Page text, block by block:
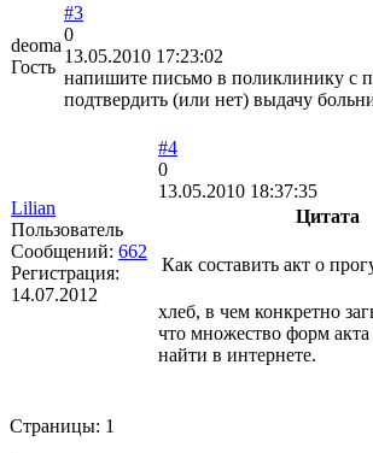
deoma
Гость
#3
0
13.05.2010 17:23:02
напишите письмо в поликлинику с
подтвердить (или нет) выдачу
Lilian
Пользователь
Сообщений: 662
Регистрация:
14.07.2012
#4
0
13.05.2010 18:37:35
Цитата
Как составить акт о
хлеб, в чем конкретно
что множество форм
найти в интернете.
Страницы: 1